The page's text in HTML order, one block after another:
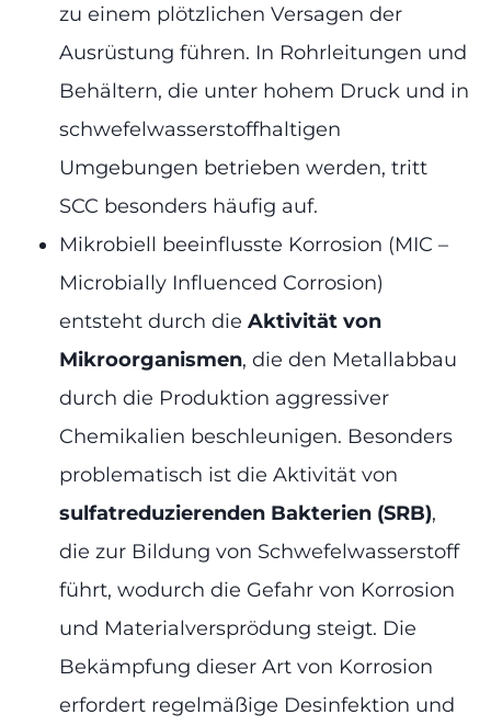
zu einem plötzlichen Versagen der
Ausrüstung führen. In Rohrleitungen und
Behältern, die unter hohem Druck und in
schwefelwasserstoffhaltigen
Umgebungen betrieben werden, tritt
SCC besonders häufig auf.
Mikrobiell beeinflusste Korrosion (MIC –
Microbially Influenced Corrosion)
entsteht durch die Aktivität von
Mikroorganismen, die den Metallabbau
durch die Produktion aggressiver
Chemikalien beschleunigen. Besonders
problematisch ist die Aktivität von
sulfatreduzierenden Bakterien (SRB),
die zur Bildung von Schwefelwasserstoff
führt, wodurch die Gefahr von Korrosion
und Materialversprödung steigt. Die
Bekämpfung dieser Art von Korrosion
erfordert regelmäßige Desinfektion und